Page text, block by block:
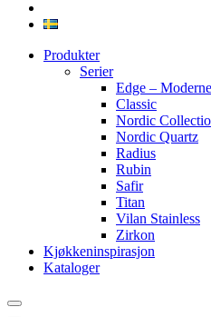
Produkter
Serier
Edge –
Classic
Nordic
Nordic Quartz
Radius
Rubin
Safir
Titan
Vilan Stainless
Zirkon
Kjøkkeninspirasjon
Kataloger